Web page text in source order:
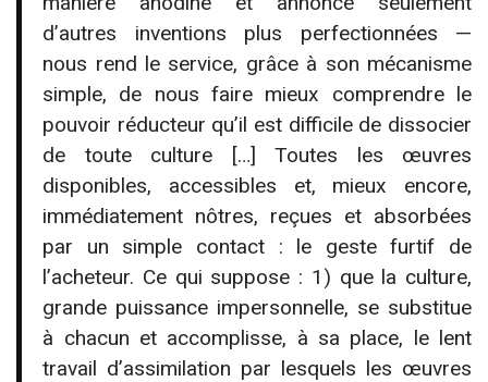
d’autres inventions plus perfectionnées —
nous rend le service, grâce à son mécanisme
simple, de nous faire mieux comprendre le
pouvoir réducteur qu’il est difficile de dissocier
de toute culture […] Toutes les œuvres
disponibles, accessibles et, mieux encore,
immédiatement nôtres, reçues et absorbées
par un simple contact : le geste furtif de
l’acheteur. Ce qui suppose : 1) que la culture,
grande puissance impersonnelle, se substitue
à chacun et accomplisse, à sa place, le lent
travail d’assimilation par lesquels les œuvres